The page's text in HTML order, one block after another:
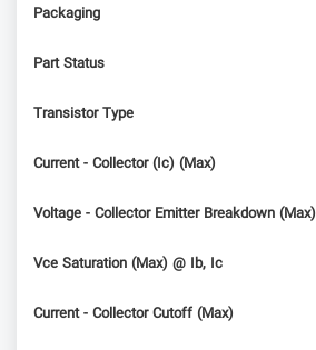
Packaging
Part Status
Transistor Type
Current - Collector (Ic) (Max)
Voltage - Collector Emitter Breakdown (Max)
Vce Saturation (Max) @ Ib, Ic
Current - Collector Cutoff (Max)